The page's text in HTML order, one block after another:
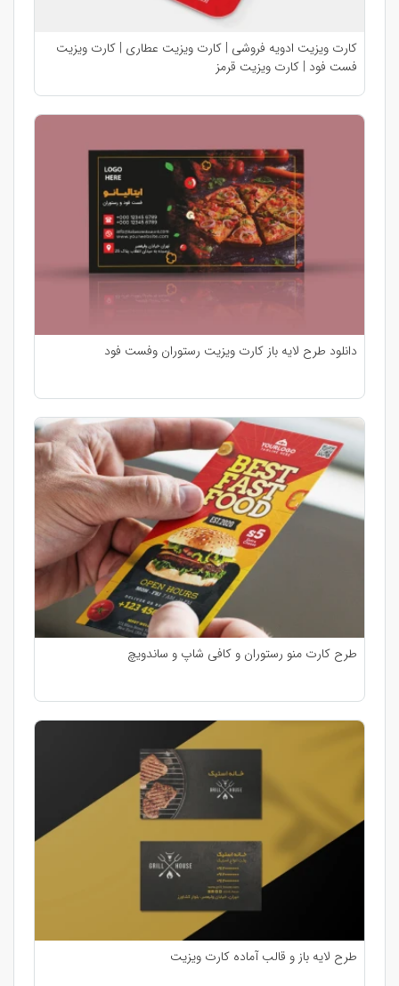
کارت ویزیت ادویه فروشی | کارت ویزیت عطاری | کارت ویزیت
فست فود | کارت ویزیت قرمز
دانلود طرح لایه باز کارت ویزیت رستوران وفست فود
طرح کارت منو رستوران و کافی شاپ و ساندویچ
طرح لایه باز و قالب آماده کارت ویزیت